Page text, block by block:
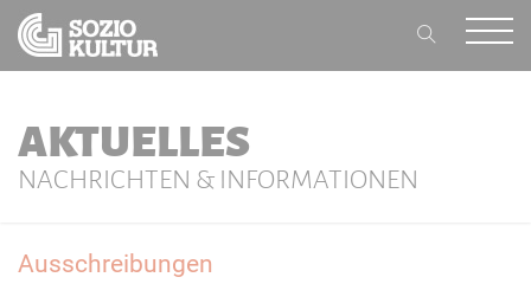
AKTUELLES
NACHRICHTEN & INFORMATIONEN
Ausschreibungen